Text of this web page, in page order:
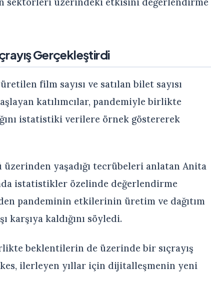
Gerçekleştirdi
film sayısı ve satılan bilet sayısı
katılımcılar, pandemiyle birlikte
istatistiki verilere örnek göstererek
üzerinden yaşadığı tecrübeleri anlatan Anita
istatistikler özelinde değerlendirme
pandeminin etkilerinin üretim ve dağıtım
karşıya kaldığını söyledi.
beklentilerin de üzerinde bir sıçrayış
ilerleyen yıllar için dijitalleşmenin yeni